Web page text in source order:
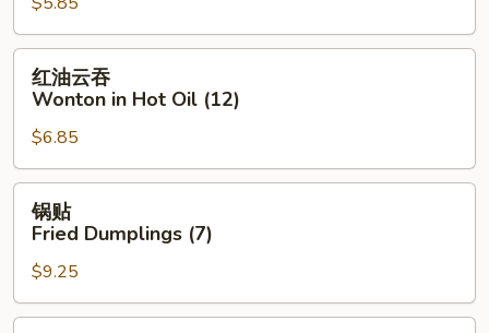
Fried
Wonton
(12)
Wonton
in
Hot
Oil
(12)
红油云吞
Wonton in Hot Oil (12)
$6.85
Fried
Dumplings
(7)
锅贴
Fried Dumplings (7)
$9.25